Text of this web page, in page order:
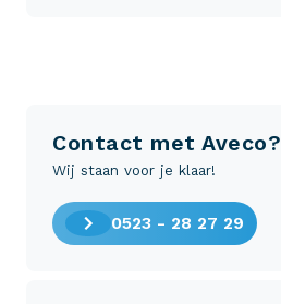
Contact met Aveco?
Wij staan voor je klaar!
0523 - 28 27 29